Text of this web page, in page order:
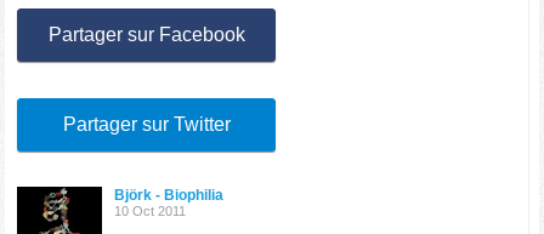
Partager sur Facebook
Partager sur Twitter
Björk - Biophilia
10 Oct 2011